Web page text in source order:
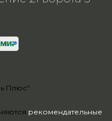
рекомендательные
Плюс"